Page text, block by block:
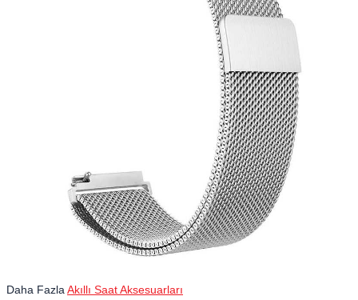
Daha FazlaAkıllı Saat Aksesuarları